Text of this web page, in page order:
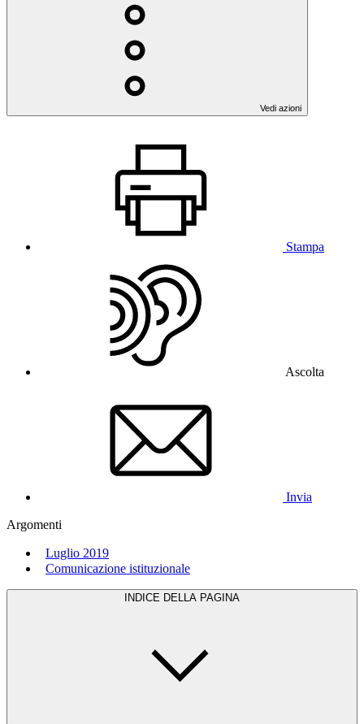
Vedi azioni
Stampa
Ascolta
Invia
Argomenti
Luglio 2019
Comunicazione istituzionale
INDICE DELLA PAGINA